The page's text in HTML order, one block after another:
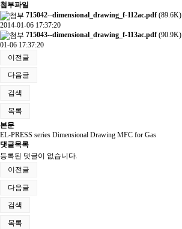
첨부파일
715042--dimensional_drawing_f-112ac.pdf(89.6K)
2014-01-06 17:37:20
715043--dimensional_drawing_f-113ac.pdf(90.9K)
01-06 17:37:20
이전글
다음글
검색
목록
본문
EL-PRESS series Dimensional Drawing MFC for Gas
댓글목록
등록된 댓글이 없습니다.
이전글
다음글
검색
목록